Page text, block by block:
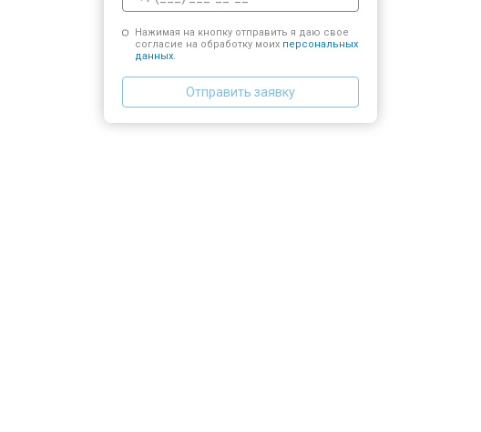
Нажимая на кнопку отправить я даю свое
согласие на обработку моих персональных
данных.
Отправить заявку